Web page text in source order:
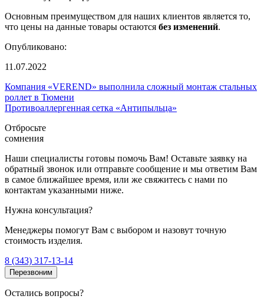
Основным преимуществом для наших клиентов является то,
что цены на данные товары остаются без изменений.
Опубликовано:
11.07.2022
Компания «VEREND» выполнила сложный монтаж стальных
роллет в Тюмени
Противоаллергенная сетка «Антипыльца»
Отбросьте
сомнения
Наши специалисты готовы помочь Вам! Оставьте заявку на
обратный звонок или отправьте сообщение и мы ответим Вам
в самое ближайшее время, или же свяжитесь с нами по
контактам указанными ниже.
Нужна консультация?
Менеджеры помогут Вам с выбором и назовут точную
стоимость изделия.
8 (343) 317-13-14
Перезвоним
Остались вопросы?